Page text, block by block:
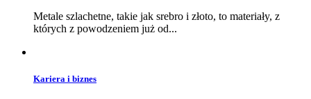
Metale szlachetne, takie jak srebro i złoto, to materiały, z
których z powodzeniem już od...
Kariera i biznes